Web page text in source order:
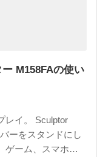
M158FAの使い
レイ。 Sculptor
ーをスタンドにし
ゲーム、スマホと